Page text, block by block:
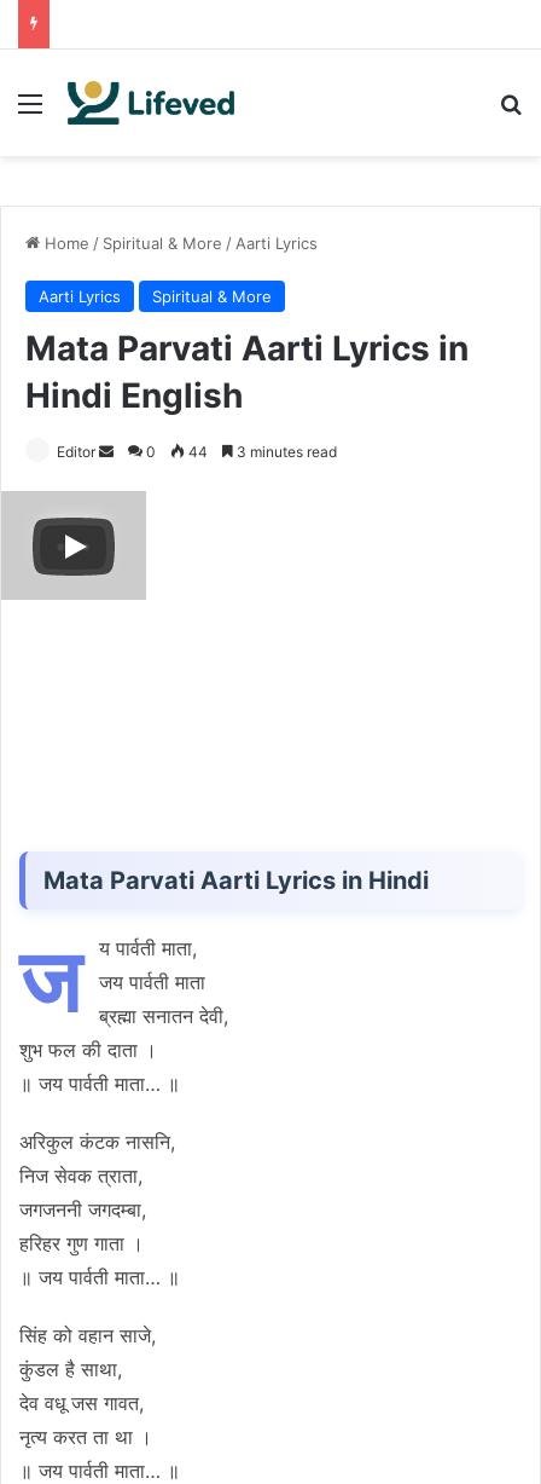
Menu
Home / Spiritual & More / Aarti Lyrics
Aarti Lyrics Spiritual & More
Mata Parvati Aarti Lyrics in
Hindi English
Editor
Send0 44 3 minutes read
Mata Parvati Aarti Lyrics in Hindi
ज
य पार्वती माता,
जय पार्वती माता
ब्रह्मा सनातन देवी,
शुभ फल की दाता ।
॥ जय पार्वती माता… ॥
अरिकुल कंटक नासनि,
निज सेवक त्राता,
जगजननी जगदम्बा,
हरिहर गुण गाता ।
॥ जय पार्वती माता… ॥
सिंह को वहान साजे,
कुंडल है साथा,
देव वधू जस गावत,
नृत्य करत ता था ।
॥ जय पार्वती माता… ॥